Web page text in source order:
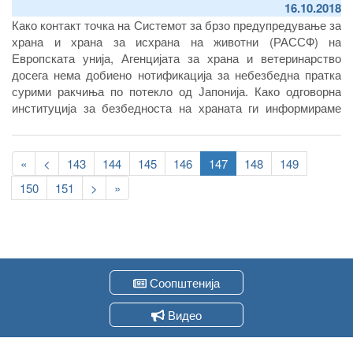
16.10.2018
Како контакт точка на Системот за брзо предупредување за
храна и храна за исхрана на животни (РАССФ) на
Европската унија, Агенцијата за храна и ветеринарство
досега нема добиено нотификација за небезбедна пратка
сурими ракчиња по потекло од Јапонија. Како одговорна
институција за безбедноста на храната ги информираме
влез и транзит на пратки од животинско потекло на
Агенцијата за храна и ветеринарство, увоз на ваков вид
производ од Јапонија не е извршен.
Pagination
First
page
«
Previous
page
< Page
143 Page
144 Page
145 Page
146
Current
page
147 Page
148 Page
149
Page
150 Page
151
Следна
страна
>
Last
page
»
Соопштенија
Видео